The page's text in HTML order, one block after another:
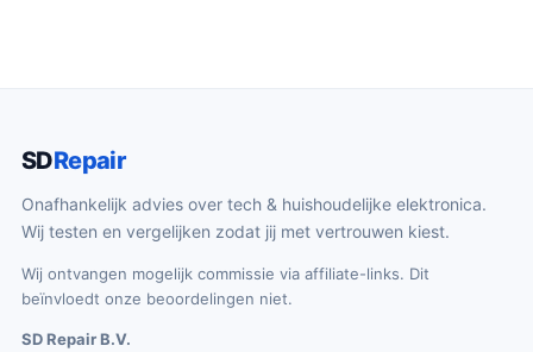
SDRepair
Onafhankelijk advies over tech & huishoudelijke elektronica.
Wij testen en vergelijken zodat jij met vertrouwen kiest.
Wij ontvangen mogelijk commissie via affiliate-links. Dit
beïnvloedt onze beoordelingen niet.
SD Repair B.V.